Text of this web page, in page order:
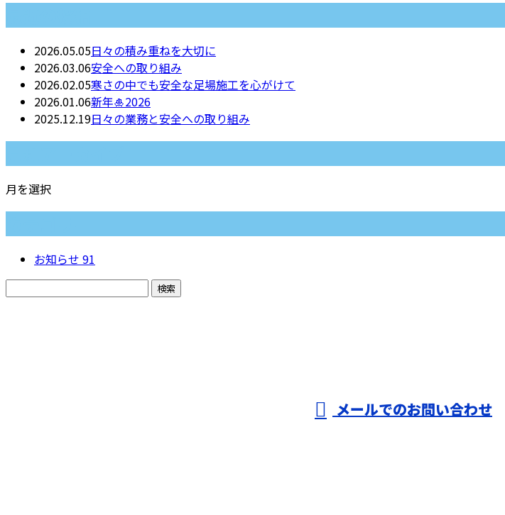
2026.05.05日々の積み重ねを大切に
2026.03.06安全への取り組み
2026.02.05寒さの中でも安全な足場施工を心がけて
2026.01.06新年🎍2026
2025.12.19日々の業務と安全への取り組み
月を選択
お知らせ 91
メールでのお問い合わせ